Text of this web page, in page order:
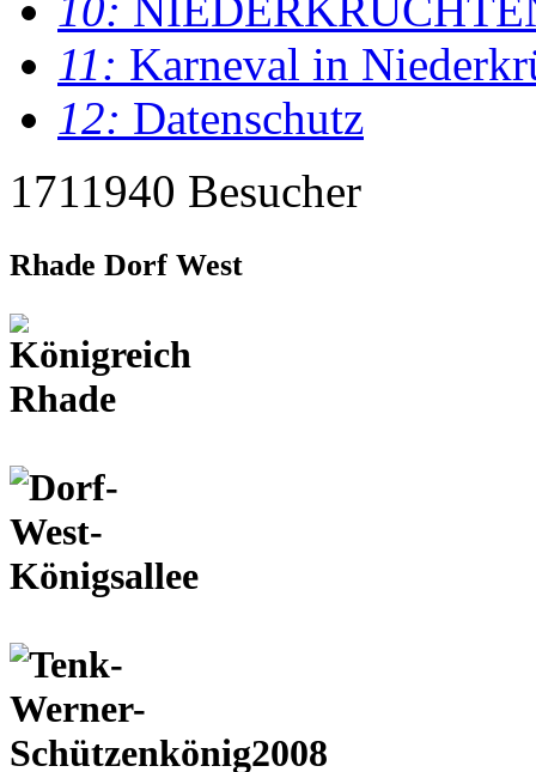
11: Karneval in
12: Datenschutz
1711940 Besucher
Rhade Dorf West